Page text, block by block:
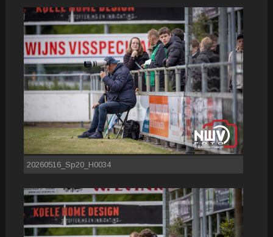
20260516_Sp20_H0034